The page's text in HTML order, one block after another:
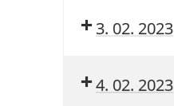
3. 02. 2023
4. 02. 2023